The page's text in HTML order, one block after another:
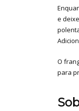
e
O
para